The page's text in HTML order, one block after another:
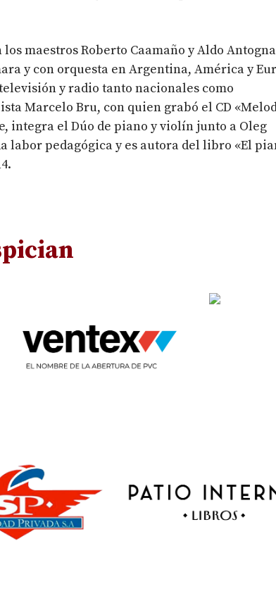
maestros Roberto Caamaño y Aldo
y con orquesta en Argentina, América y
y radio tanto nacionales como
Marcelo Bru, con quien grabó el CD
integra el Dúo de piano y violín junto a Oleg
labor pedagógica y es autora del libro «El